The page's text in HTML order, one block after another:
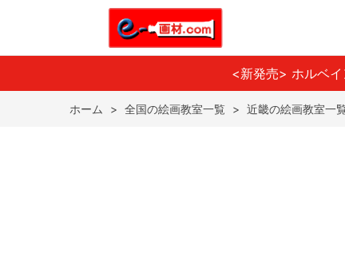
<新発売> ホルベ
ホーム > 全国の絵画教室一覧 > 近畿の絵画教室一